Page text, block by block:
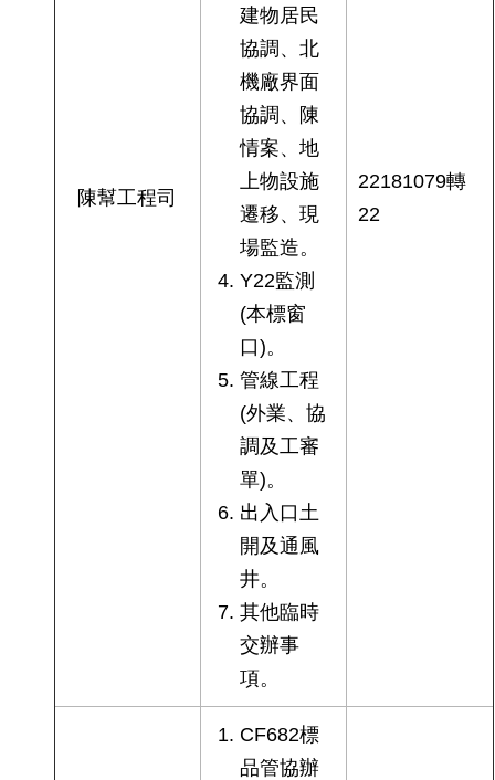
陳幫工程司
建物居民
協調、北
機廠界面
協調、陳
情案、地
上物設施
遷移、現
場監造。
Y22監測
(本標窗
口)。
管線工程
(外業、協
調及工審
單)。
出入口土
開及通風
井。
其他臨時
交辦事
項。
22181079轉
22
CF682標
品管協辦